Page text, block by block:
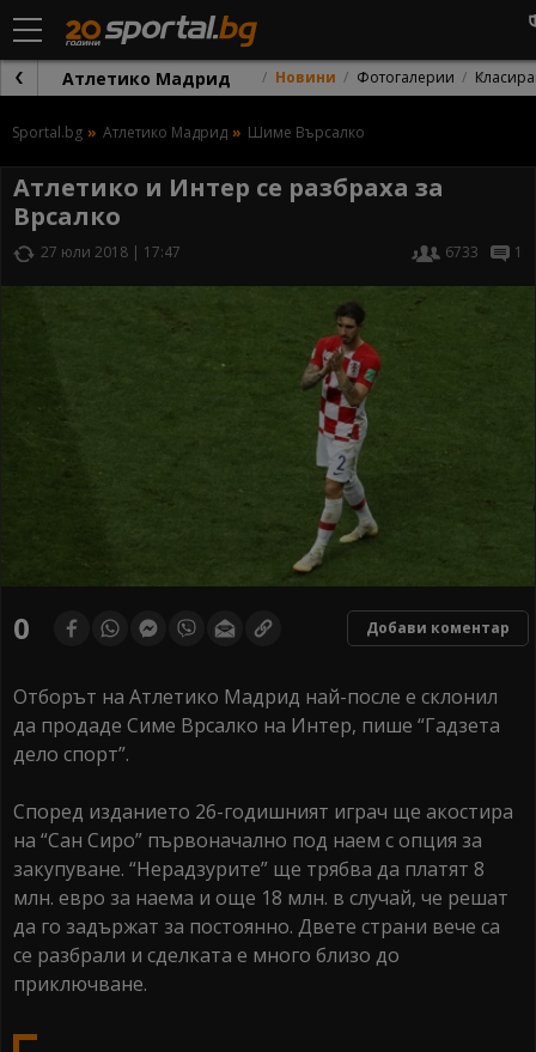
Атлетико Мадрид Новини Фотогалерии
Sportal.bg Атлетико Мадрид Шиме Върсалко
Атлетико и Интер се разбраха за
Врсалко
27 юли 2018 | 17:47 6733 1
0 Добави коментар
Отборът на Атлетико Мадрид най-после е склонил
да продаде Симе Врсалко на Интер, пише “Гадзета
дело спорт”.
Според изданието 26-годишният играч ще акостира
на “Сан Сиро” първоначално под наем с опция за
закупуване. “Нерадзурите” ще трябва да платят 8
млн. евро за наема и още 18 млн. в случай, че решат
да го задържат за постоянно. Двете страни вече са
се разбрали и сделката е много близо до
приключване.